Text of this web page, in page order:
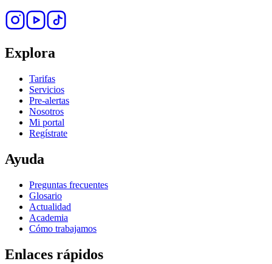
Explora
Tarifas
Servicios
Pre-alertas
Nosotros
Mi portal
Regístrate
Ayuda
Preguntas frecuentes
Glosario
Actualidad
Academia
Cómo trabajamos
Enlaces rápidos